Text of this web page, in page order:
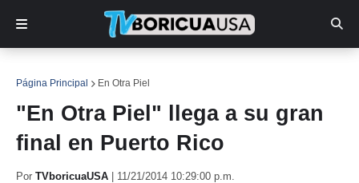
Página Principal En Otra Piel
"En Otra Piel" llega a su gran
final en Puerto Rico
Por TVboricuaUSA 11/21/2014 10:29:00 p.m.